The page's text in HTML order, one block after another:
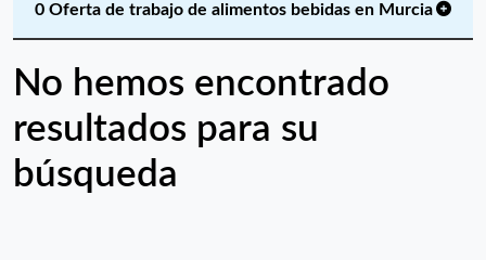
0 Oferta de trabajo de alimentos bebidas en Murcia
No hemos encontrado
resultados para su
búsqueda